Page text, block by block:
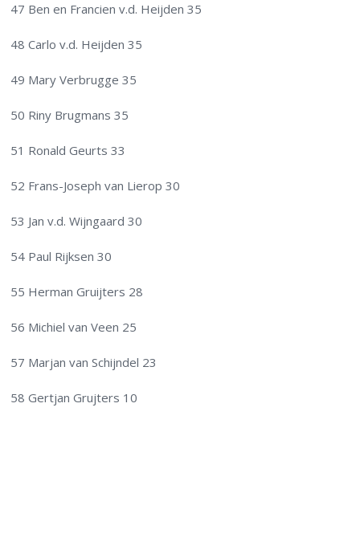
47 Ben en Francien v.d. Heijden 35
48 Carlo v.d. Heijden 35
49 Mary Verbrugge 35
50 Riny Brugmans 35
51 Ronald Geurts 33
52 Frans-Joseph van Lierop 30
53 Jan v.d. Wijngaard 30
54 Paul Rijksen 30
55 Herman Gruijters 28
56 Michiel van Veen 25
57 Marjan van Schijndel 23
58 Gertjan Grujters 10